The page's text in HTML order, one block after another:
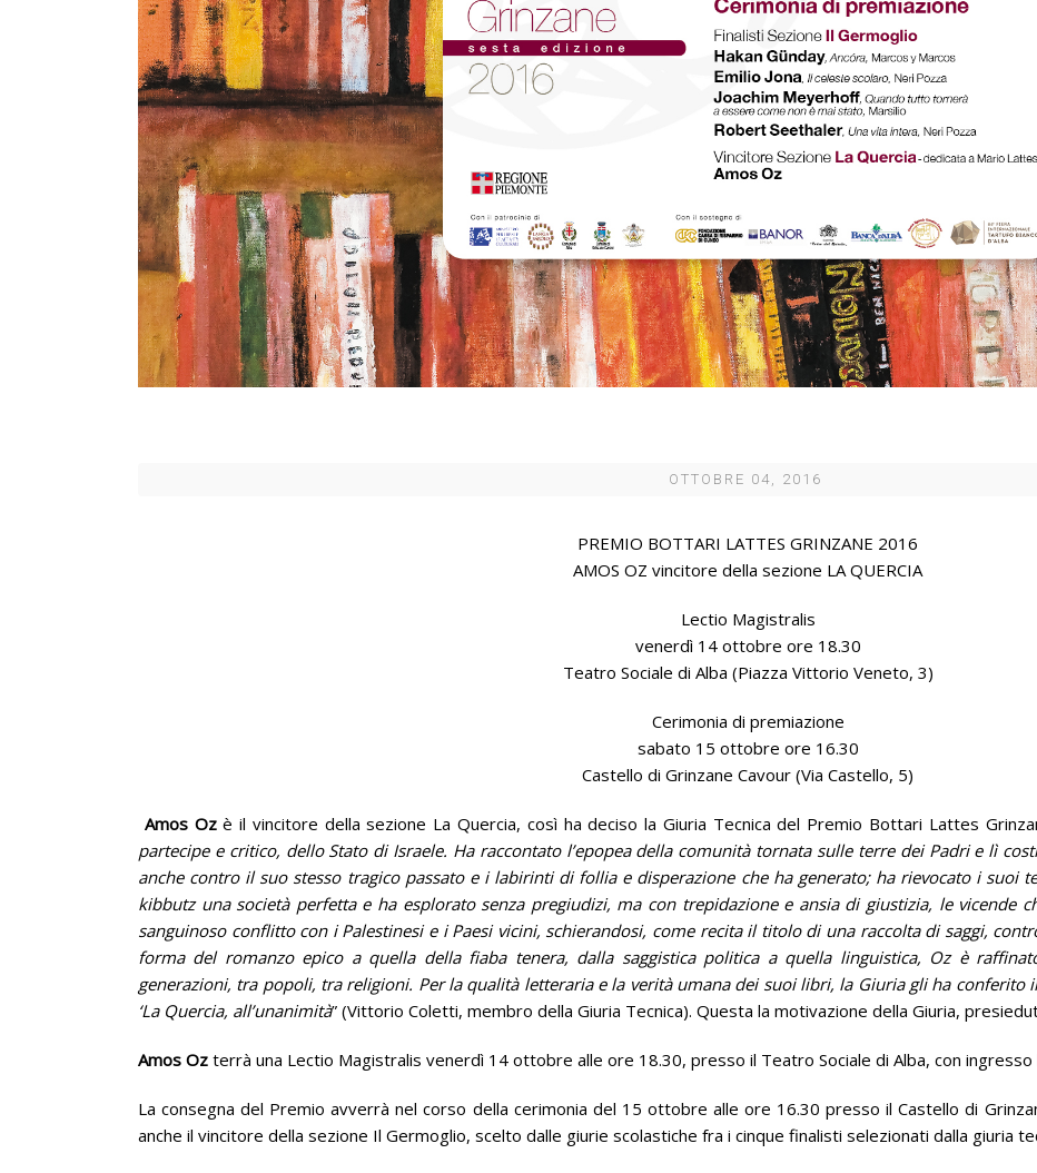
OTTOBRE 04, 2016
PREMIO BOTTARI LATTES GRINZANE 2016
AMOS OZ vincitore della sezione LA QUERCIA
Lectio Magistralis
venerdì 14 ottobre ore 18.30
Teatro Sociale di Alba (Piazza Vittorio Veneto, 3)
Cerimonia di premiazione
sabato 15 ottobre ore 16.30
Castello di Grinzane Cavour (Via Castello, 5)
Amos Ozè il vincitore della sezione La Quercia, così ha deciso la Giuria Tecnica del Premio Bottari Lattes
partecipe e critico, dello Stato di Israele. Ha raccontato l’epopea della comunità tornata sulle terre dei Padri e lì
anche contro il suo stesso tragico passato e i labirinti di follia e disperazione che ha generato; ha rievocato i suoi
kibbutz una società perfetta e ha esplorato senza pregiudizi, ma con trepidazione e ansia di giustizia, le vicende
sanguinoso conflitto con i Palestinesi e i Paesi vicini, schierandosi, come recita il titolo di una raccolta di saggi,
forma del romanzo epico a quella della fiaba tenera, dalla saggistica politica a quella linguistica, Oz è
generazioni, tra popoli, tra religioni. Per la qualità letteraria e la verità umana dei suoi libri, la Giuria gli ha conferito
‘La Quercia, all’unanimità” (Vittorio Coletti, membro della Giuria Tecnica). Questa la motivazione della Giuria,
Amos Oz terrà una Lectio Magistralis venerdì 14 ottobre alle ore 18.30, presso il Teatro Sociale di Alba, con
La consegna del Premio avverrà nel corso della cerimonia del 15 ottobre alle ore 16.30 presso il Castello di
anche il vincitore della sezione Il Germoglio, scelto dalle giurie scolastiche fra i cinque finalisti selezionati dalla giuria